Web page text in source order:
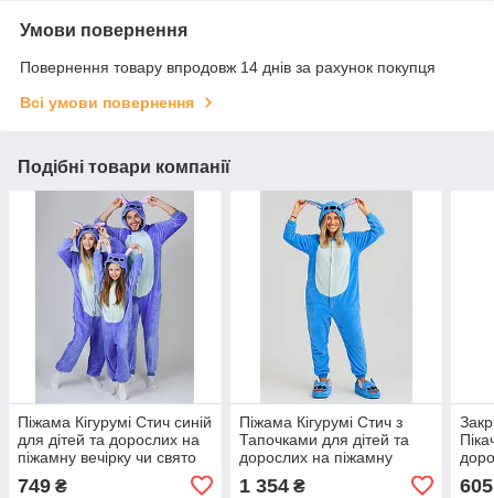
Умови повернення
Повернення товару впродовж 14 днів за рахунок покупця
Всі умови повернення
Подібні товари компанії
Піжама Кігурумі Стич синій
для дітей та дорослих на
піжамну вечірку чи свято
749 ₴
Піжама Кігурумі Стич з
Тапочками для дітей та
дорослих на піжамну
1 354₴ 605